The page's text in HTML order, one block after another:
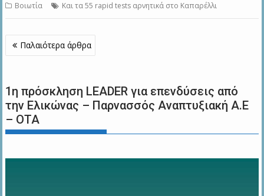
Βοιωτία Και τα 55 rapid tests αρνητικά στο Καπαρέλλι
Πλοήγηση
άρθρων
Παλαιότερα άρθρα
1η πρόσκληση LEADER για επενδύσεις από
την Ελικώνας – Παρνασσός Αναπτυξιακή Α.Ε
– ΟΤΑ